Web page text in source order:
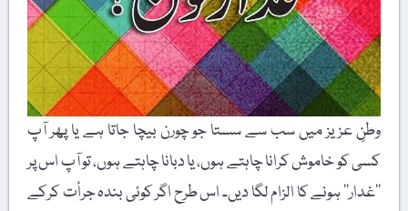
وطنِ عزیز میں سب سے سستا جو چورن بیچا جاتا ہے یا پھر آپ
کسی کو خاموش کرانا چاہتے ہوں، یا دبانا چاہتے ہوں، تو آپ اس پر
’’غدار‘‘ ہونے کا الزام لگا دیں۔ اس طرح اگر کوئی بندہ جرأت کرکے